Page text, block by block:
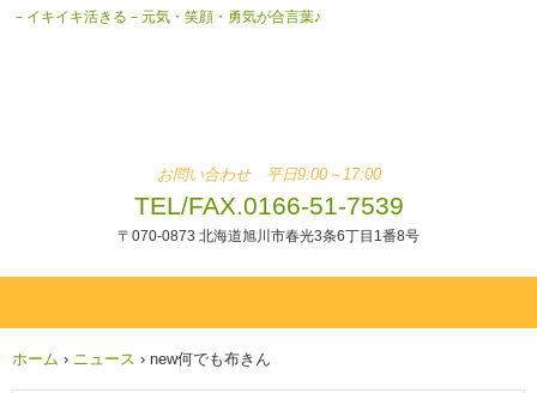
－イキイキ活きる－元気・笑顔・勇気が合言葉♪
お問い合わせ 平日9:00～17:00
TEL/FAX.0166-51-7539
〒070-0873 北海道旭川市春光3条6丁目1番8号
ホーム › ニュース › new何でも布きん